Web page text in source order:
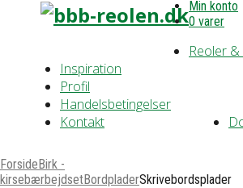
Min konto
0 varer
Reoler
Inspiration
Profil
Handelsbetingelser
Kontakt
ForsideBirk -
kirsebærbejdsetBordpladerSkrivebordsplader